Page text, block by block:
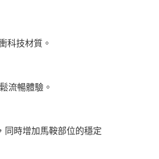
科技材質。
流暢體驗。
同時增加馬鞍部位的穩定